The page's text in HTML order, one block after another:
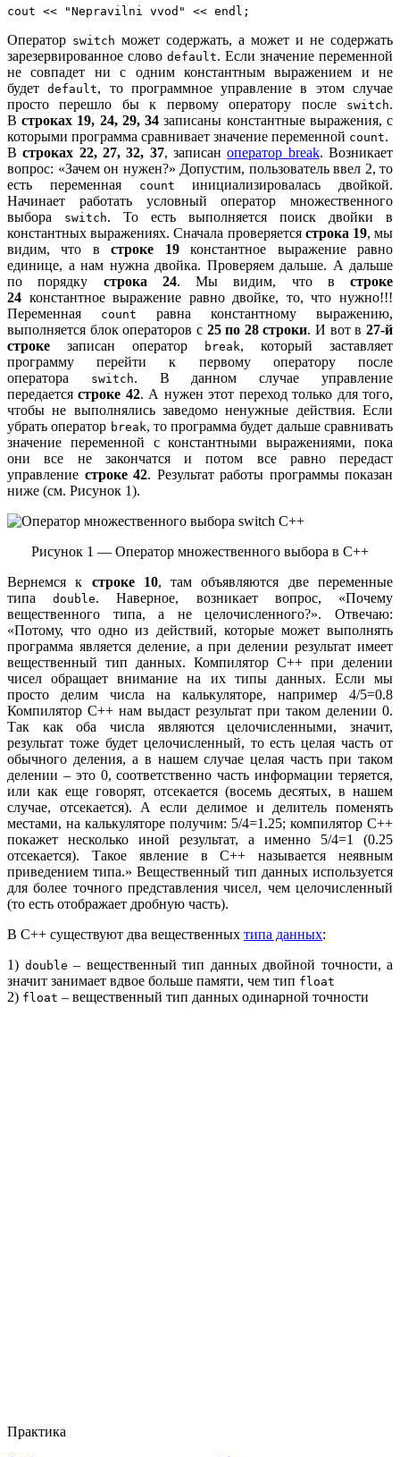
cout << "Nepravilni vvod" << endl;
Оператор switch может содержать, а может и не содержать
зарезервированное слово default. Если значение переменной
не совпадет ни с одним константным выражением и не
будетdefault, то программное управление в этом случае
просто перешло бы к первому оператору после
switch.
Встроках 19, 24, 29, 34 записаны константные выражения, с
которыми программа сравнивает значение переменной count.
Встроках 22, 27, 32, 37, записаноператор break. Возникает
вопрос: «Зачем он нужен?» Допустим, пользователь ввел 2, то
есть переменная
count инициализировалась двойкой.
Начинает работать условный оператор множественного
выбора
switch. То есть выполняется поиск двойки в
константных выражениях. Сначала проверяется строка 19, мы
видим, что встроке 19константное выражение равно
единице, а нам нужна двойка. Проверяем дальше. А дальше
по порядку строка 24. Мы видим, что в строке
24 константное выражение равно двойке, то, что нужно!!!
Переменная
count
равна константному выражению,
выполняется блок операторов с 25 по 28 строки. И вот в27-й
строке записан оператор break, который заставляет
программу перейти к первому оператору после
оператора
switch. В данном случае управление
передаетсястроке 42. А нужен этот переход только для того,
чтобы не выполнялись заведомо ненужные действия. Если
убрать оператор break, то программа будет дальше сравнивать
значение переменной с константными выражениями, пока
они все не закончатся и потом все равно передаст
управление строке 42. Результат работы программы показан
ниже (см. Рисунок 1).
Рисунок 1 — Оператор множественного выбора в С++
Вернемся к строке 10, там объявляются две переменные
типаdouble. Наверное, возникает вопрос, «Почему
вещественного типа, а не целочисленного?». Отвечаю:
«Потому, что одно из действий, которые может выполнять
программа является деление, а при делении результат имеет
вещественный тип данных. Компилятор С++ при делении
чисел обращает внимание на их типы данных. Если мы
просто делим числа на калькуляторе, например 4/5=0.8
Компилятор С++ нам выдаст результат при таком делении 0.
Так как оба числа являются целочисленными, значит,
результат тоже будет целочисленный, то есть целая часть от
обычного деления, а в нашем случае целая часть при таком
делении – это 0, соответственно часть информации теряется,
или как еще говорят, отсекается (восемь десятых, в нашем
случае, отсекается). А если делимое и делитель поменять
местами, на калькуляторе получим: 5/4=1.25; компилятор С++
покажет несколько иной результат, а именно 5/4=1 (0.25
отсекается). Такое явление в С++ называется неявным
приведением типа.» Вещественный тип данных используется
для более точного представления чисел, чем целочисленный
(то есть отображает дробную часть).
В С++ существуют два вещественных типа данных:
1) double – вещественный тип данных двойной точности, а
значит занимает вдвое больше памяти, чем тип float
2) float – вещественный тип данных одинарной точности
Практика